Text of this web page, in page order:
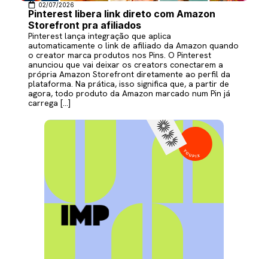
02/07/2026
Pinterest libera link direto com Amazon
Storefront pra afiliados
Pinterest lança integração que aplica
automaticamente o link de afiliado da Amazon quando
o creator marca produtos nos Pins. O Pinterest
anunciou que vai deixar os creators conectarem a
própria Amazon Storefront diretamente ao perfil da
plataforma. Na prática, isso significa que, a partir de
agora, todo produto da Amazon marcado num Pin já
carrega […]